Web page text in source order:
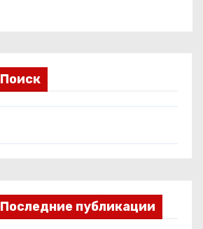
Поиск
Последние публикации